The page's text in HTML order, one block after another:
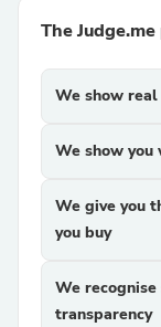
The
We show
We show you
We give you
you buy
We
transparency